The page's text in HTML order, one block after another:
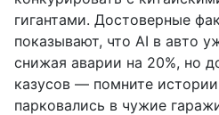
гигантами. Достоверные
показывают, что AI в авто
снижая аварии на 20%, но
казусов — помните
парковались в чужие